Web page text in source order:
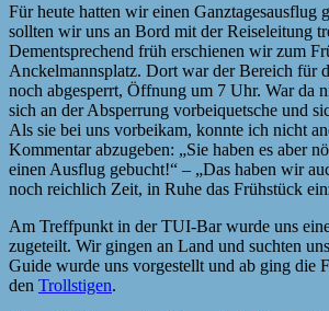
Für heute hatten wir einen Ganztagesausflug
sollten wir uns an Bord mit der Reiseleitung
Dementsprechend früh erschienen wir zum
Anckelmannsplatz. Dort war der Bereich für
noch abgesperrt, Öffnung um 7 Uhr. War da
sich an der Absperrung vorbeiquetsche und
Als sie bei uns vorbeikam, konnte ich nicht
Kommentar abzugeben: „Sie haben es aber
einen Ausflug gebucht!“ – „Das haben wir
noch reichlich Zeit, in Ruhe das Frühstück
Am Treffpunkt in der TUI-Bar wurde uns
zugeteilt. Wir gingen an Land und suchten
Guide wurde uns vorgestellt und ab ging die
den Trollstigen.